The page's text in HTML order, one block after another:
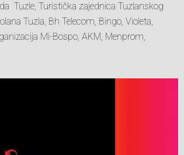
Tuzle, Turistička zajednica Tuzlanskog
Tuzla, Bh Telecom, Bingo, Violeta,
Mi-Bospo, AKM, Menprom,